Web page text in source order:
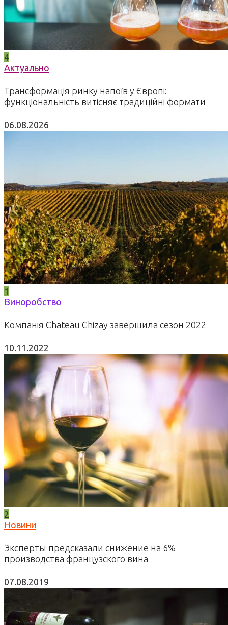
4
Актуально
Трансформація ринку напоїв у Європі:
функціональність витісняє традиційні формати
06.08.2026
1
Виноробство
Компанія Chateau Chizay завершила сезон 2022
10.11.2022
2
Новини
Эксперты предсказали снижение на 6%
производства французского вина
07.08.2019